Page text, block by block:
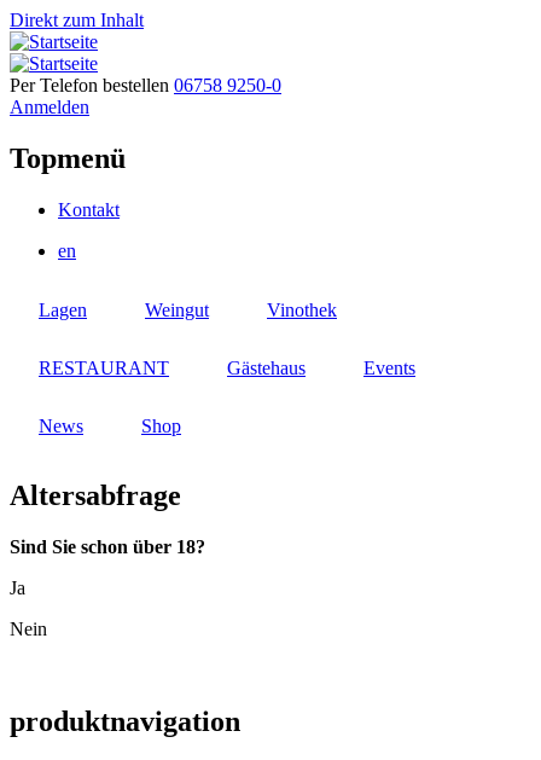
Direkt zum Inhalt
Per Telefon bestellen 06758 9250-0
Anmelden
Topmenü
Kontakt
en
Lagen Weingut Vinothek
RESTAURANT Gästehaus Events
News Shop
Altersabfrage
Sind Sie schon über 18?
Ja
Nein
produktnavigation